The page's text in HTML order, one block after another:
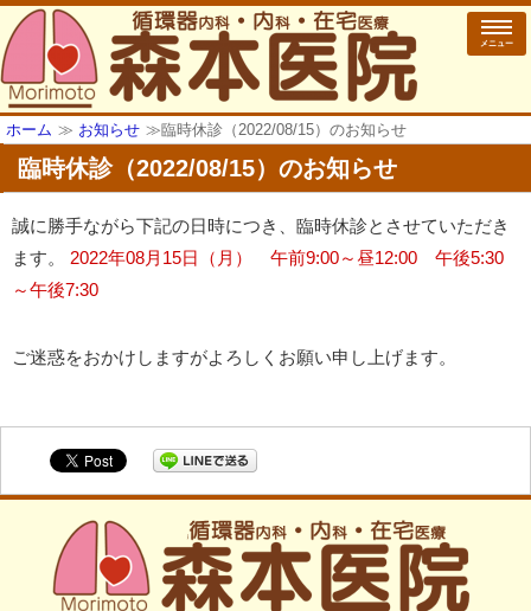
メニュー
ホーム ≫ お知らせ ≫臨時休診（2022/08/15）のお知らせ
臨時休診（2022/08/15）のお知らせ
誠に勝手ながら下記の日時につき、臨時休診とさせていただき
ます。 2022年08月15日（月） 午前9:00～昼12:00 午後5:30
～午後7:30
ご迷惑をおかけしますがよろしくお願い申し上げます。